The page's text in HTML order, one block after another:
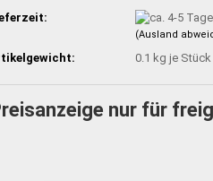
(Ausland
0.1 kg je Stück
nur für